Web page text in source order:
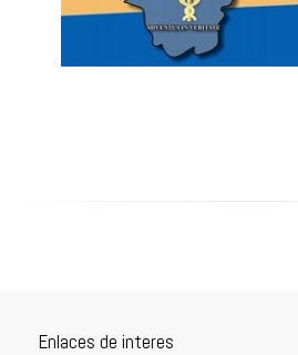
Enlaces de interes